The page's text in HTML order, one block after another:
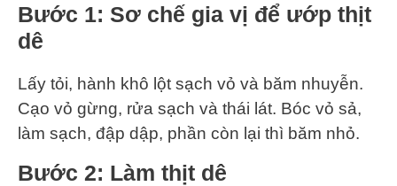
Bước 1: Sơ chế gia vị để ướp thịt
dê
Lấy tỏi, hành khô lột sạch vỏ và băm nhuyễn.
Cạo vỏ gừng, rửa sạch và thái lát. Bóc vỏ sả,
làm sạch, đập dập, phần còn lại thì băm nhỏ.
Bước 2: Làm thịt dê